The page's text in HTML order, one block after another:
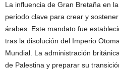
La influencia de Gran Bretaña en
periodo clave para crear y
árabes. Este mandato fue
tras la disolución del Imperio
Mundial. La administración
de Palestina y preparar su